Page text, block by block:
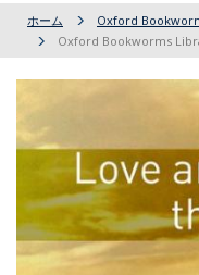
ホーム Oxford
Oxford Bookworms